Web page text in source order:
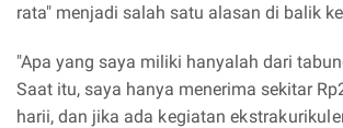
rata" menjadi salah satu alasan di balik
"Apa yang saya miliki hanyalah dari
Saat itu, saya hanya menerima sekitar
harii, dan jika ada kegiatanekstrakurikul